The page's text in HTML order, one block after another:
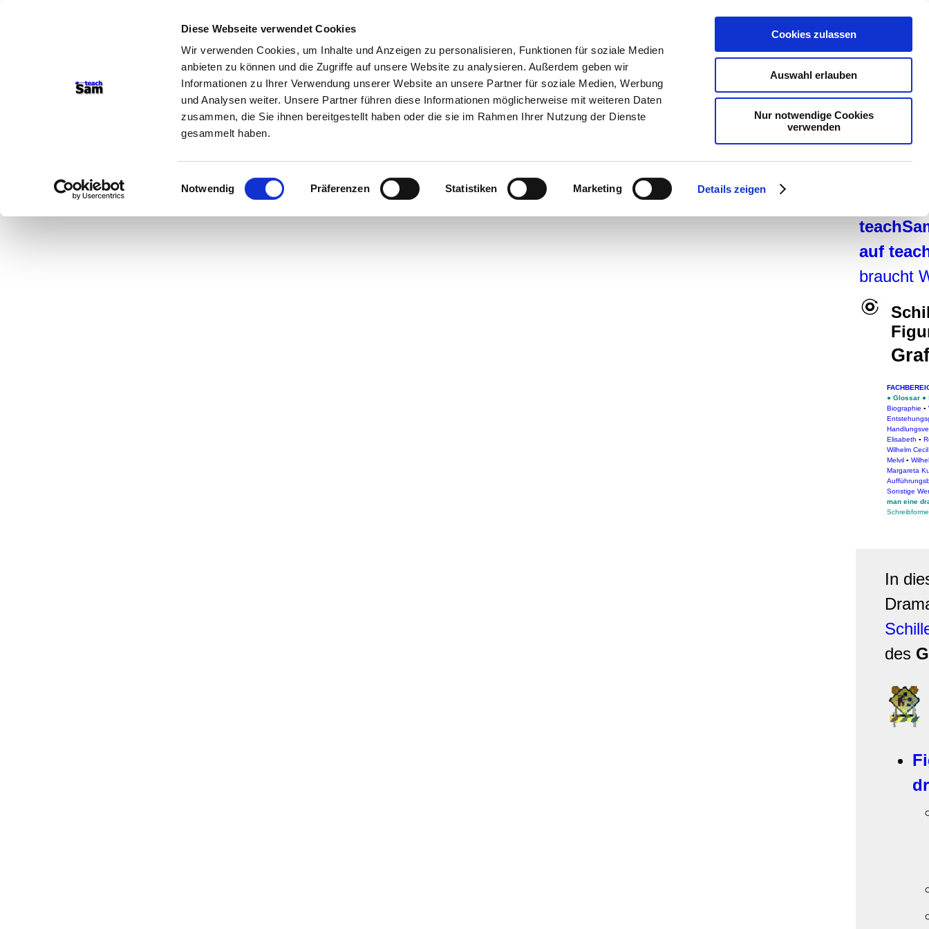
Diese Webseite verwendet Cookies
Wir verwenden Cookies, um Inhalte und Anzeigen zu personalisieren, Funktionen für soziale Medien
anbieten zu können und die Zugriffe auf unsere Website zu analysieren. Außerdem geben wir
Informationen zu Ihrer Verwendung unserer Website an unsere Partner für soziale Medien, Werbung
und Analysen weiter. Unsere Partner führen diese Informationen möglicherweise mit weiteren Daten
zusammen, die Sie ihnen bereitgestellt haben oder die sie im Rahmen Ihrer Nutzung der Dienste
gesammelt haben.
Einwilligungsauswahl
Notwendig Präferenzen Statistiken Marketing Details zeigen
Cookies zulassen
Auswahl erlauben
Nur notwendige Cookies
verwenden
auf
braucht
● Glossar ●
Biographie ▪
Elisabeth ▪
Wilhelm
Melvil ▪
Margareta
Sonstige
man eine
In
des